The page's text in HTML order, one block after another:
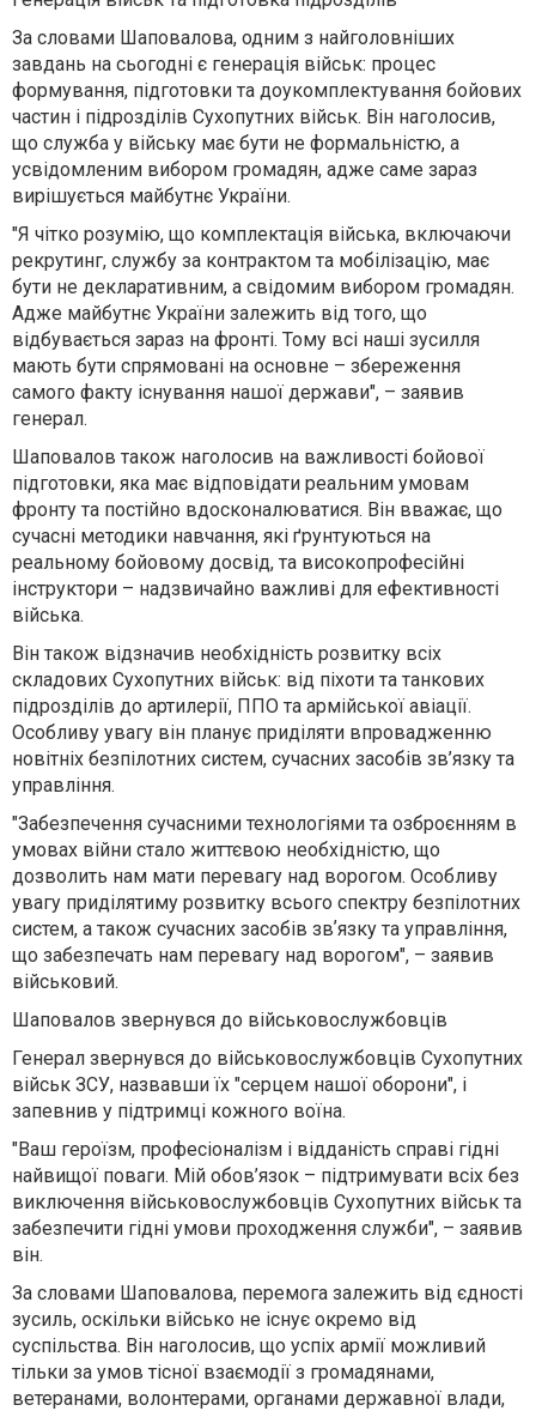
За словами Шаповалова, одним з найголовніших
завдань на сьогодні є генерація військ: процес
формування, підготовки та доукомплектування бойових
частин і підрозділів Сухопутних військ. Він наголосив,
що служба у війську має бути не формальністю, а
усвідомленим вибором громадян, адже саме зараз
вирішується майбутнє України.
"Я чітко розумію, що комплектація війська, включаючи
рекрутинг, службу за контрактом та мобілізацію, має
бути не декларативним, а свідомим вибором громадян.
Адже майбутнє України залежить від того, що
відбувається зараз на фронті. Тому всі наші зусилля
мають бути спрямовані на основне – збереження
самого факту існування нашої держави", – заявив
генерал.
Шаповалов також наголосив на важливості бойової
підготовки, яка має відповідати реальним умовам
фронту та постійно вдосконалюватися. Він вважає, що
сучасні методики навчання, які ґрунтуються на
реальному бойовому досвід, та високопрофесійні
інструктори – надзвичайно важливі для ефективності
війська.
Він також відзначив необхідність розвитку всіх
складових Сухопутних військ: від піхоти та танкових
підрозділів до артилерії, ППО та армійської авіації.
Особливу увагу він планує приділяти впровадженню
новітніх безпілотних систем, сучасних засобів зв’язку та
управління.
"Забезпечення сучасними технологіями та озброєнням в
умовах війни стало життєвою необхідністю, що
дозволить нам мати перевагу над ворогом. Особливу
увагу приділятиму розвитку всього спектру безпілотних
систем, а також сучасних засобів звʼязку та управління,
що забезпечать нам перевагу над ворогом", – заявив
військовий.
Шаповалов звернувся до військовослужбовців
Генерал звернувся до військовослужбовців Сухопутних
військ ЗСУ, назвавши їх "серцем нашої оборони", і
запевнив у підтримці кожного воїна.
"Ваш героїзм, професіоналізм і відданість справі гідні
найвищої поваги. Мій обов’язок – підтримувати всіх без
виключення військовослужбовців Сухопутних військ та
забезпечити гідні умови проходження служби", – заявив
він.
За словами Шаповалова, перемога залежить від єдності
зусиль, оскільки військо не існує окремо від
суспільства. Він наголосив, що успіх армії можливий
тільки за умов тісної взаємодії з громадянами,
ветеранами, волонтерами, органами державної влади,